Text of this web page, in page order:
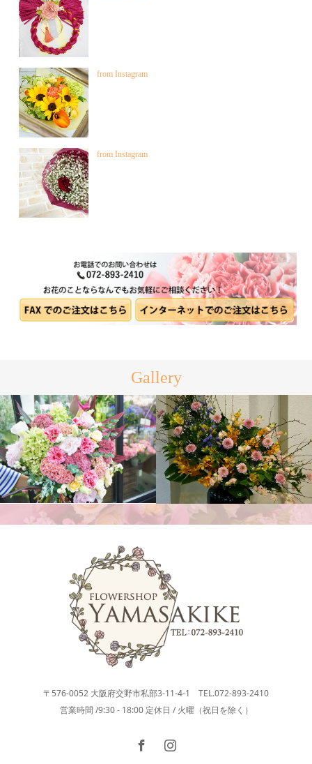
from Instagram
from Instagram
Gallery
花束
活け込み
〒576-0052 大阪府交野市私部3-11-4-1 TEL.072-893-2410
営業時間 /9:30 - 18:00 定休日 / 火曜（祝日を除く）